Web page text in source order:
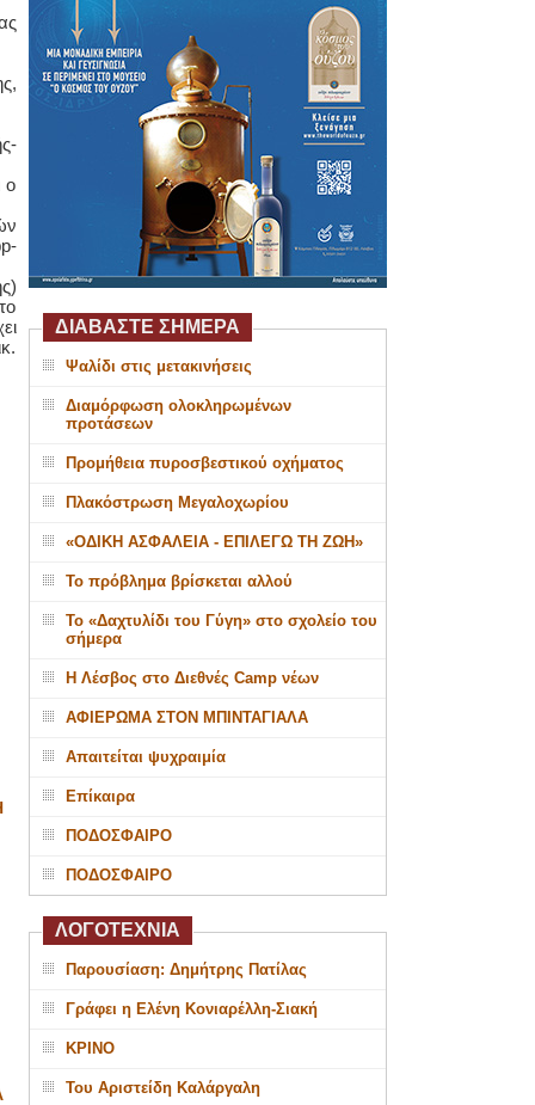
ο
ΔΙΑΒΑΣΤΕ ΣΗΜΕΡΑ
Ψαλίδι στις μετακινήσεις
Διαμόρφωση ολοκληρωμένων
προτάσεων
Προμήθεια πυροσβεστικού οχήματος
Πλακόστρωση Μεγαλοχωρίου
«ΟΔΙΚΗ ΑΣΦΑΛΕΙΑ - ΕΠΙΛΕΓΩ ΤΗ ΖΩΗ»
Το πρόβλημα βρίσκεται αλλού
Το «Δαχτυλίδι του Γύγη» στο σχολείο του
σήμερα
Η Λέσβος στο Διεθνές Camp νέων
ΑΦΙΕΡΩΜΑ ΣΤΟΝ ΜΠΙΝΤΑΓΙΑΛΑ
Απαιτείται ψυχραιμία
Επίκαιρα
ΠΟΔΟΣΦΑΙΡΟ
ΠΟΔΟΣΦΑΙΡΟ
ΛΟΓΟΤΕΧΝΙΑ
Παρουσίαση: Δημήτρης Πατίλας
Γράφει η Ελένη Κονιαρέλλη-Σιακή
ΚΡΙΝΟ
Του Αριστείδη Καλάργαλη